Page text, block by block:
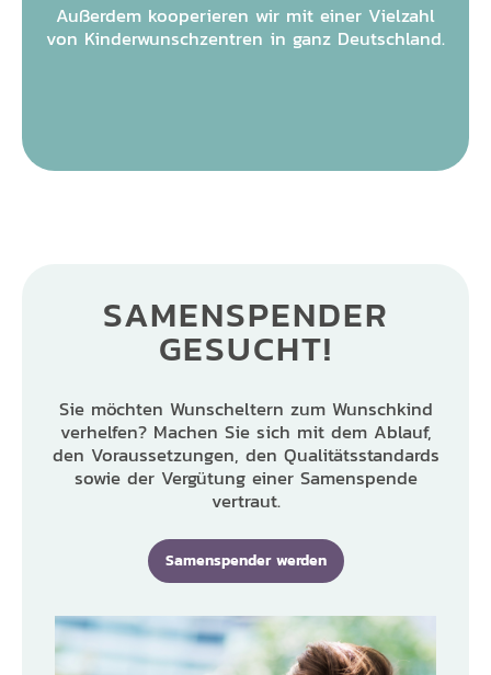
Außerdem kooperieren wir mit einer Vielzahl
von Kinderwunschzentren in ganz Deutschland.
SAMENSPENDER
GESUCHT!
Sie möchten Wunscheltern zum Wunschkind
verhelfen? Machen Sie sich mit dem Ablauf,
den Voraussetzungen, den Qualitätsstandards
sowie der Vergütung einer Samenspende
vertraut.
Samenspender werden